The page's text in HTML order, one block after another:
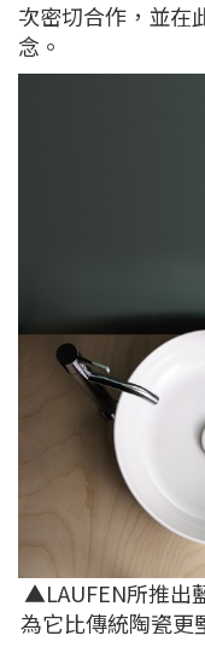
次密切合作，並在
念。
▲LAUFEN所推出
為它比傳統陶瓷更